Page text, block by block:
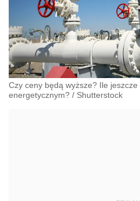
Czy ceny będą wyższe? Ile
energetycznym? / Shutterstock